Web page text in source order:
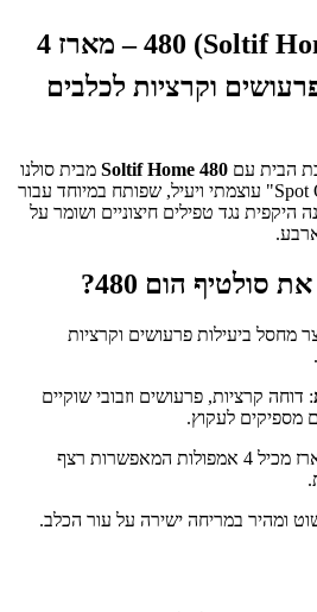
🛡️ סולטיף הום (Soltif Home) 480 – מארז 4
וקרציות לכלבים
הבית עם Soltif Home 480 מבית סולנו
(Solano). מדובר בפתרון "Spot On" עוצמתי ויעיל, שפותח במיוחד עבור
היקפית נגד טפילים חיצוניים ושומר על
הום 480?
מחסל ביעילות פרעושים וקרציות
: דוחה קרציות, פרעושים וזבובי שוקיים
: המארז מכיל 4 אמפולות המאפשרות רצף
ומהיר במריחה ישירה על עור הכלב.